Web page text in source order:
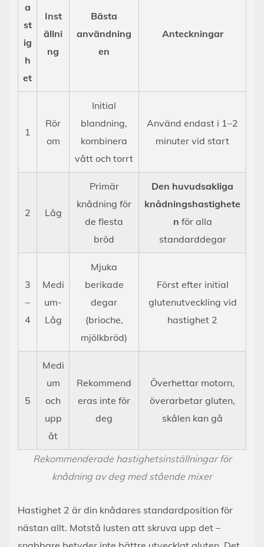
Rekommenderade hastighetsinställningar för
knådning av deg med stående mixer
a
st
ig
h
et
Inst
ällni
ng
Bästa
användning
en
Anteckningar
1
Rör
om
Initial
blandning,
kombinera
vått och torrt
Använd endast i 1–2
minuter vid start
2 Låg
Primär
knådning för
de flesta
bröd
Den huvudsakliga
knådningshastighete
n för alla
standarddegar
3
–
4
Medi
um-
Låg
Mjuka
berikade
degar
(brioche,
mjölkbröd)
Först efter initial
glutenutveckling vid
hastighet 2
5
Medi
um
och
upp
åt
Rekommend
eras inte för
deg
Överhettar motorn,
överarbetar gluten,
skålen kan gå
Hastighet 2 är din knådares standardposition för
nästan allt. Motstå lusten att skruva upp det –